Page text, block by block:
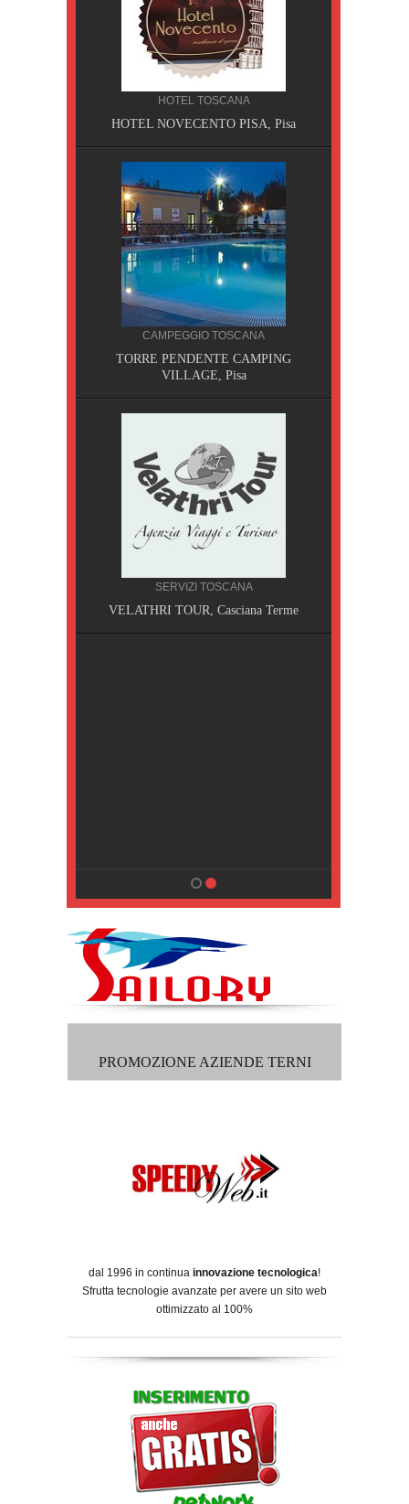
HOTEL TOSCANA
HOTEL NOVECENTO PISA, Pisa
CAMPEGGIO TOSCANA
TORRE PENDENTE CAMPING
VILLAGE, Pisa
SERVIZI TOSCANA
VELATHRI TOUR, Casciana Terme
PROMOZIONE AZIENDE TERNI
dal 1996 in continua innovazione tecnologica!
Sfrutta tecnologie avanzate per avere un sito web
ottimizzato al 100%